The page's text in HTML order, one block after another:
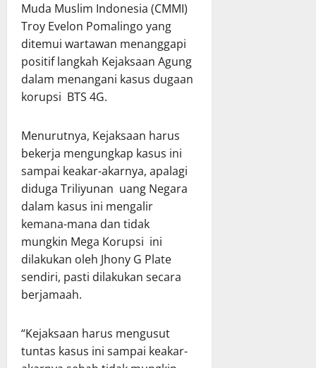
Muda Muslim Indonesia (CMMI)
Troy Evelon Pomalingo yang
ditemui wartawan menanggapi
positif langkah Kejaksaan Agung
dalam menangani kasus dugaan
korupsi BTS 4G.
Menurutnya, Kejaksaan harus
bekerja mengungkap kasus ini
sampai keakar-akarnya, apalagi
diduga Triliyunan uang Negara
dalam kasus ini mengalir
kemana-mana dan tidak
mungkin Mega Korupsi ini
dilakukan oleh Jhony G Plate
sendiri, pasti dilakukan secara
berjamaah.
“Kejaksaan harus mengusut
tuntas kasus ini sampai keakar-